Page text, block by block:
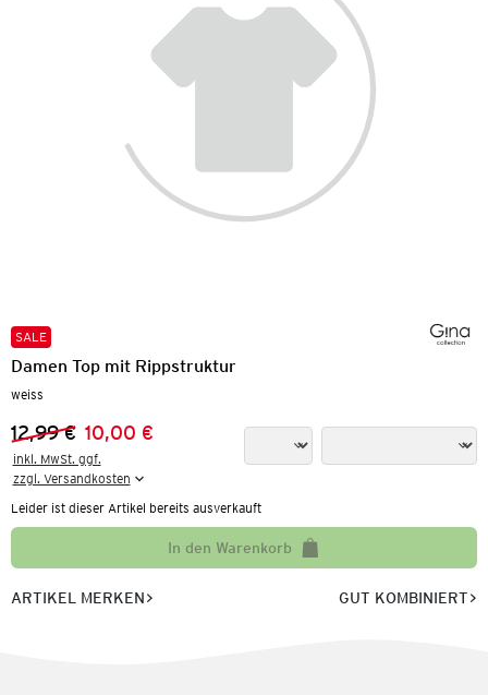
SALE
Damen Top mit Rippstruktur
weiss
Vorheriger Preis:
12,99 €
Neuer Preis:
10,00 €
inkl. MwSt. ggf.
zzgl. Versandkosten
Leider ist dieser Artikel bereits ausverkauft
In den Warenkorb
ARTIKEL MERKEN GUT KOMBINIERT